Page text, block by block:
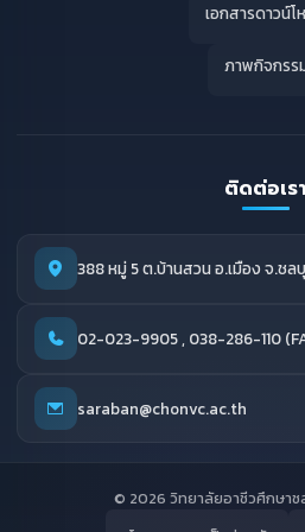
เอกสารดาวน์โ
ภาพกิจกรร
ติดต่อเรา
388 หมู่ 5 ต.บ้านสวน อ.เมือง จ.ช
02-023-9905 , 038-286-110
saraban@chonvc.ac.th
© 2026 วิทยาลัยอาชีวศึกษา